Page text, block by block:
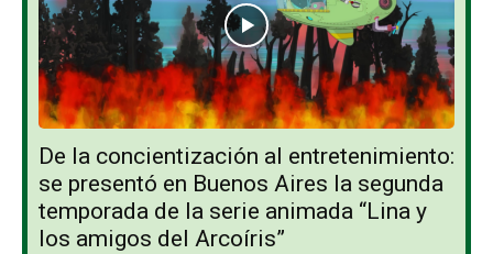
De la concientización al entretenimiento:
se presentó en Buenos Aires la segunda
temporada de la serie animada “Lina y
los amigos del Arcoíris”